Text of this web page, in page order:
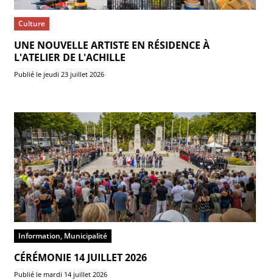
Culture
UNE NOUVELLE ARTISTE EN RÉSIDENCE À
L'ATELIER DE L'ACHILLE
Publié le jeudi 23 juillet 2026
Information, Municipalité
CÉRÉMONIE 14 JUILLET 2026
Publié le mardi 14 juillet 2026